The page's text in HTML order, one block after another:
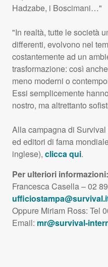
Hadzabe, i Boscimani…"
"In realtà, tutte le società
differenti, evolvono nel
costantemente ad un
trasformazione: così
meno moderni o
Essi semplicemente
nostro, ma altrettanto
Alla campagna di
ed editori di fama
inglese), clicca qui.
Per ulteriori informazioni:
Francesca Casella – 02
Oppure Miriam Ross: Tel
Email: mr@survival-